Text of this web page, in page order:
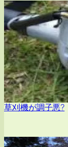
草刈機が調子悪?